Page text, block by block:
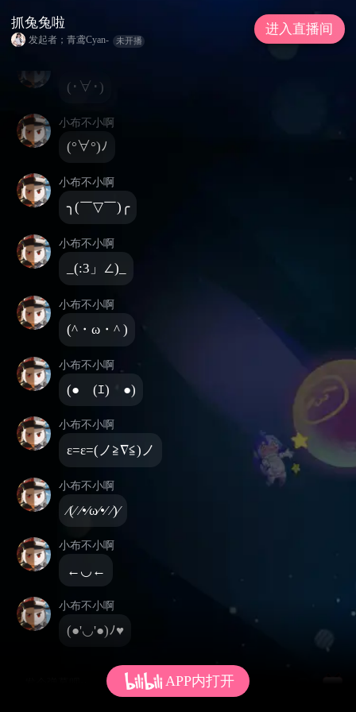
公告: 每晚十点开播~具体信息都在舰长群哦~
欢迎上舰
(･∀･)
小布不小啊
(°∀°)ﾉ
小布不小啊
╮(￣▽￣)╭
小布不小啊
_(:3」∠)_
小布不小啊
(^・ω・^ )
小布不小啊
(●￣(ｴ)￣●)
小布不小啊
ε=ε=(ノ≧∇≦)ノ
小布不小啊
⁄(⁄ ⁄•⁄ω⁄•⁄ ⁄)⁄
小布不小啊
←◡←
小布不小啊
(●'◡'●)ﾉ♥
抓兔兔啦
发起者；青鸢Cyan- 未开播
进入直播间
APP内打开